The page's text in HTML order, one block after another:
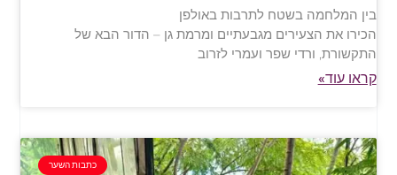
בין המלחמה בשטח לתרבות באולפן
הכירו את הצעירים מגבעתיים ומרמת גן – הדור הבא של
התקשורת, ורדי שפר ועמרי לזרוב
קראו עוד»
כתבות השער